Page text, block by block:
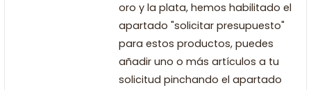
oro y la plata, hemos habilitado el
apartado "solicitar presupuesto"
para estos productos, puedes
añadir uno o más artículos a tu
solicitud pinchando el apartado